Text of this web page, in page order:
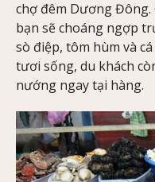
chợ đêm Dương
bạn sẽ choáng ngợp
sò điệp, tôm hùm và
tươi sống, du khách
nướng ngay tại hàng.